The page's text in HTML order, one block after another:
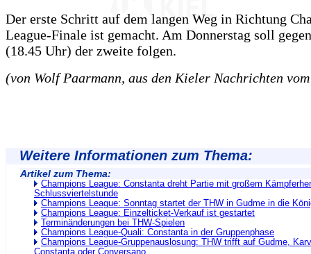
Der erste Schritt auf dem langen Weg in Richtung
League-Finale ist gemacht. Am Donnerstag soll
(18.45 Uhr) der zweite folgen.
(von Wolf Paarmann, aus den Kieler Nachrichten
Weitere Informationen zum Thema:
Artikel zum Thema:
Champions League: Constanta dreht Partie mit großem
Schlussviertelstunde
Champions League: Sonntag startet der THW in Gudme in die
Champions League: Einzelticket-Verkauf ist gestartet
Terminänderungen bei THW-Spielen
Champions League-Quali: Constanta in der Gruppenphase
Champions League-Gruppenauslosung: THW trifft auf Gudme,
Constanta oder Conversano